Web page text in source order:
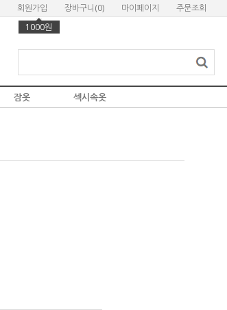
회원가입
1000원
장바구니(0) 마이페이지 주문조회
잠옷 섹시속옷